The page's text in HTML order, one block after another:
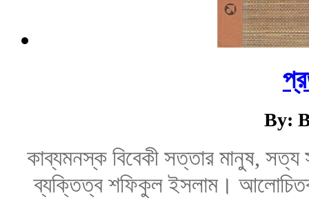
By:
কাব্যমনস্ক বিবেকী সত্তার মানুষ, সত্য
ব্যক্তিত্ব শফিকুল ইসলাম।